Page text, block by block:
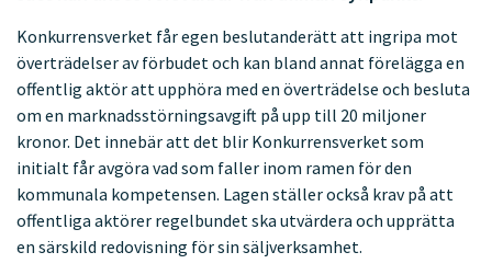
Konkurrensverket får egen beslutanderätt att ingripa mot
överträdelser av förbudet och kan bland annat förelägga en
offentlig aktör att upphöra med en överträdelse och besluta
om en marknadsstörningsavgift på upp till 20 miljoner
kronor. Det innebär att det blir Konkurrensverket som
initialt får avgöra vad som faller inom ramen för den
kommunala kompetensen. Lagen ställer också krav på att
offentliga aktörer regelbundet ska utvärdera och upprätta
en särskild redovisning för sin säljverksamhet.